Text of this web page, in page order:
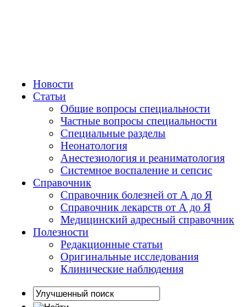
Новости
Статьи
Общие вопросы специальности
Частные вопросы специальности
Специальные разделы
Неонатология
Анестезиология и реаниматология
Системное воспаление и сепсис
Справочник
Справочник болезней от А до Я
Справочник лекарств от А до Я
Медицинский адресный справочник
Полезности
Редакционные статьи
Оригинальные исследования
Клинические наблюдения